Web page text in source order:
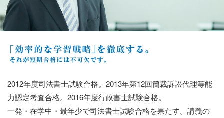
2012年度司法書士試験合格。2013年第12回簡裁訴訟代理等能
力認定考査合格。2016年度行政書士試験合格。
一発・在学中・最年少で司法書士試験合格を果たす。講義の